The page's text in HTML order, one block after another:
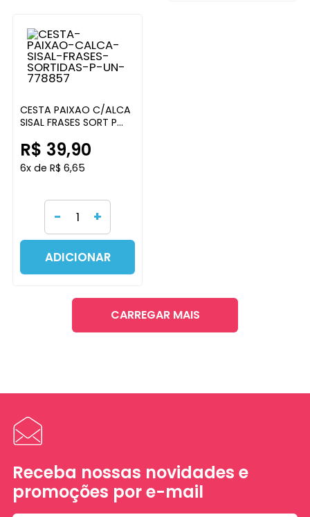
CESTA PAIXAO C/ALCA
SISAL FRASES SORT P
R$ 39,90
6x de R$ 6,65
- +
ADICIONAR
CARREGAR MAIS
Receba nossas novidades e
promoções por e-mail